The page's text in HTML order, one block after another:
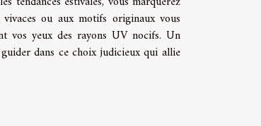
ou aux motifs originaux vous
vos yeux des rayons UV nocifs. Un
dans ce choix judicieux qui allie